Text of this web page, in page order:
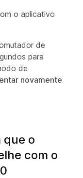
o aplicativo
de
para
de
novamente
que o
com o